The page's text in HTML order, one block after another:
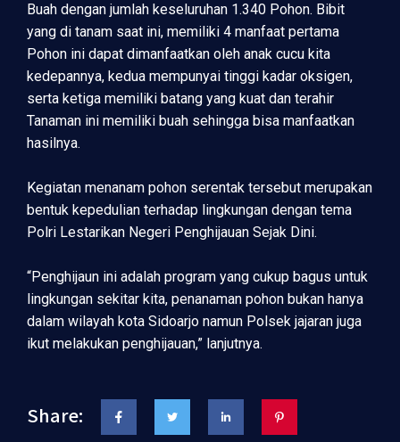
Buah dengan jumlah keseluruhan 1.340 Pohon. Bibit
yang di tanam saat ini, memiliki 4 manfaat pertama
Pohon ini dapat dimanfaatkan oleh anak cucu kita
kedepannya, kedua mempunyai tinggi kadar oksigen,
serta ketiga memiliki batang yang kuat dan terahir
Tanaman ini memiliki buah sehingga bisa manfaatkan
hasilnya.
Kegiatan menanam pohon serentak tersebut merupakan
bentuk kepedulian terhadap lingkungan dengan tema
Polri Lestarikan Negeri Penghijauan Sejak Dini.
“Penghijaun ini adalah program yang cukup bagus untuk
lingkungan sekitar kita, penanaman pohon bukan hanya
dalam wilayah kota Sidoarjo namun Polsek jajaran juga
ikut melakukan penghijauan,” lanjutnya.
Share: